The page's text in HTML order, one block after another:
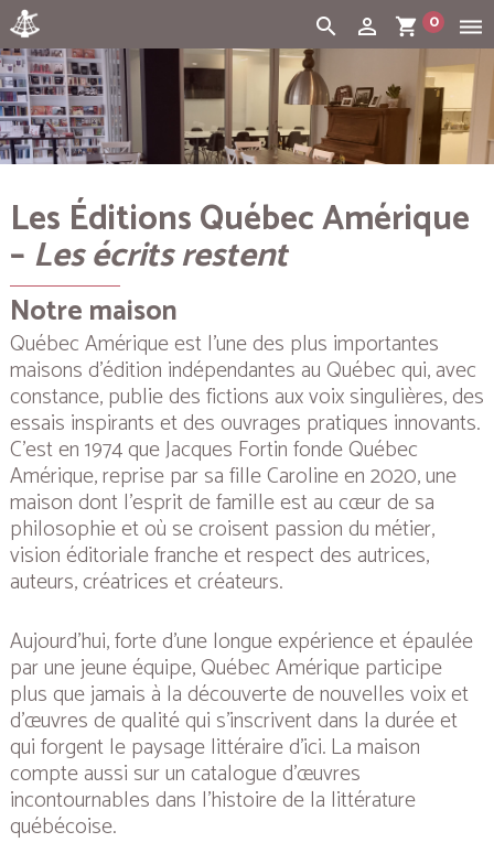
dehaze
shopping_cart 0
person_outline
search
Cart:(vide)
Les Éditions Québec Amérique
–Les écrits restent
Notre maison
Québec Amérique est l’une des plus importantes
maisons d’édition indépendantes au Québec qui, avec
constance, publie des fictions aux voix singulières, des
essais inspirants et des ouvrages pratiques innovants.
C’est en 1974 que Jacques Fortin fonde Québec
Amérique, reprise par sa fille Caroline en 2020, une
maison dont l’esprit de famille est au cœur de sa
philosophie et où se croisent passion du métier,
vision éditoriale franche et respect des autrices,
auteurs, créatrices et créateurs.
Aujourd’hui, forte d’une longue expérience et épaulée
par une jeune équipe, Québec Amérique participe
plus que jamais à la découverte de nouvelles voix et
d’œuvres de qualité qui s’inscrivent dans la durée et
qui forgent le paysage littéraire d’ici. La maison
compte aussi sur un catalogue d’œuvres
incontournables dans l’histoire de la littérature
québécoise.